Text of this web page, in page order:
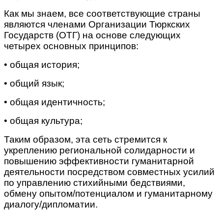
Как мы знаем, все соответствующие страны
являются членами Организации Тюркских
Государств (ОТГ) на основе следующих
четырех основных принципов:
• общая история;
• общий язык;
• общая идентичность;
• общая культура;
Таким образом, эта сеть стремится к
укреплению региональной солидарности и
повышению эффективности гуманитарной
деятельности посредством совместных усилий
по управлению стихийными бедствиями,
обмену опытом/потенциалом и гуманитарному
диалогу/дипломатии.